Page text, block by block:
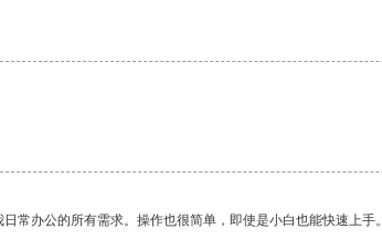
常办公的所有需求。操作也很简单，即使是小白也能快速上手。